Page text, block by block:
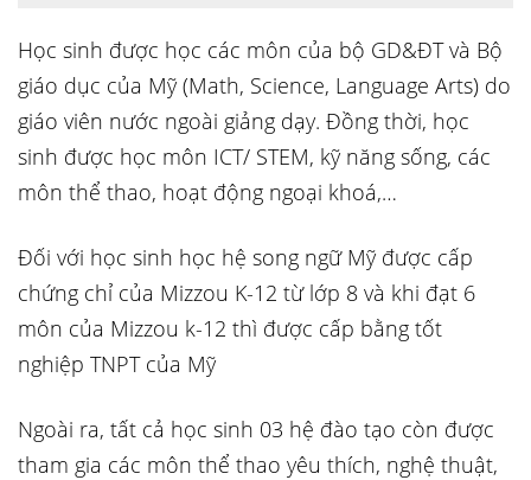
Học sinh được học các môn của bộ GD&ĐT và Bộ
giáo dục của Mỹ (Math, Science, Language Arts) do
giáo viên nước ngoài giảng dạy. Đồng thời, học
sinh được học môn ICT/ STEM, kỹ năng sống, các
môn thể thao, hoạt động ngoại khoá,…
Đối với học sinh học hệ song ngữ Mỹ được cấp
chứng chỉ của Mizzou K-12 từ lớp 8 và khi đạt 6
môn của Mizzou k-12 thì được cấp bằng tốt
nghiệp TNPT của Mỹ
Ngoài ra, tất cả học sinh 03 hệ đào tạo còn được
tham gia các môn thể thao yêu thích, nghệ thuật,